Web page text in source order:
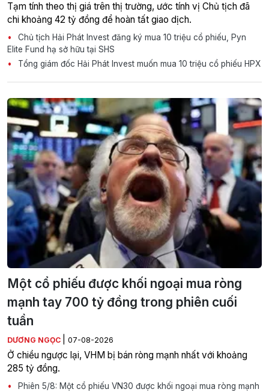
Tạm tính theo thị giá trên thị trường, ước tính vị Chủ tịch đã
chi khoảng 42 tỷ đồng để hoàn tất giao dịch.
Chủ tịch Hải Phát Invest đăng ký mua 10 triệu cổ phiếu, Pyn
Elite Fund hạ sở hữu tại SHS
Tổng giám đốc Hải Phát Invest muốn mua 10 triệu cổ phiếu HPX
Một cổ phiếu được khối ngoại mua ròng
mạnh tay 700 tỷ đồng trong phiên cuối
tuần
DƯƠNG NGỌC 07-08-2026
Ở chiều ngược lại, VHM bị bán ròng mạnh nhất với khoảng
285 tỷ đồng.
Phiên 5/8: Một cổ phiếu VN30 được khối ngoại mua ròng mạnh